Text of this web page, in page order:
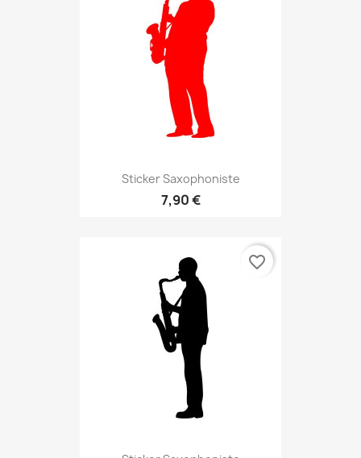
Sticker Saxophoniste
7,90 €
favorite_border